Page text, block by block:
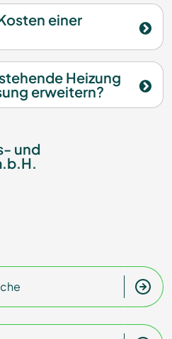
einer
Heizung
erweitern?
und